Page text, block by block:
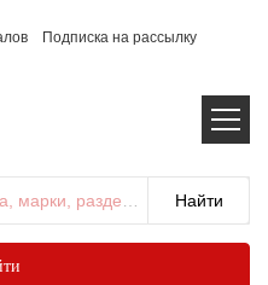
Подписка на рассылку
раздела...